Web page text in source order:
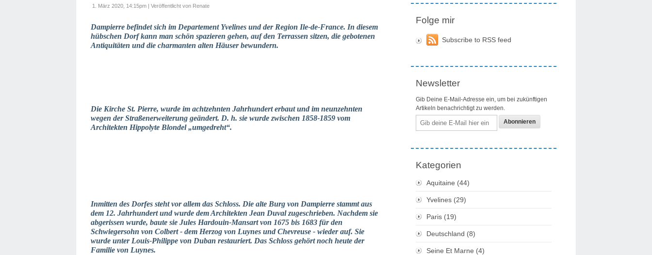
1. März 2020, 14:15pm | Veröffentlicht von Renate
Dampierre befindet sich im Departement Yvelines und der Region Ile-de-France. In diesem
hübschen Dorf kann man schön spazieren gehen, auf den Terrassen sitzen, die gebotenen
Antiquitäten und die charmanten alten Häuser bewundern.
Die Kirche St. Pierre, wurde im achtzehnten Jahrhundert erbaut und im neunzehnten
wegen der Straßenerweiterung geändert. D. h. sie wurde zwischen 1858-1859 vom
Architekten Hippolyte Blondel „umgedreht“.
Inmitten des Dorfes steht vor allem das Schloss. Die alte Burg von Dampierre stammt aus
dem 12. Jahrhundert und wurde dem Architekten Jean Duval zugeschrieben. Nachdem sie
abgerissen wurde, baute sie Jules Hardouin-Mansart von 1675 bis 1683 für den
Schwiegersohn von Colbert - dem Herzog von Luynes und Chevreuse - wieder auf. Sie
wurde unter Louis-Philippe von Duban restauriert. Das Schloss gehört noch heute der
Familie von Luynes.
Folge mir
Subscribe to RSS feed
Newsletter
Gib Deine E-Mail-Adresse ein, um bei zukünftigen
Artikeln benachrichtigt zu werden.
Mail
Kategorien
Aquitaine (44)
Yvelines (29)
Paris (19)
Deutschland (8)
Seine Et Marne (4)